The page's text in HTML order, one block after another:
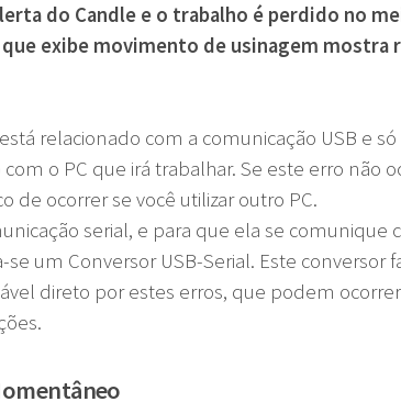
do Candle e o trabalho é perdido no
que exibe movimento de usinagem
relacionado com a comunicação USB e
o PC que irá trabalhar. Se este erro não
de ocorrer se você utilizar outro PC.
serial, e para que ela se comunique
se um Conversor USB-Serial. Este conversor
direto por estes erros, que podem